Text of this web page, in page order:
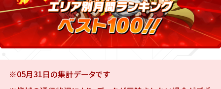
※05月31日の集計データです